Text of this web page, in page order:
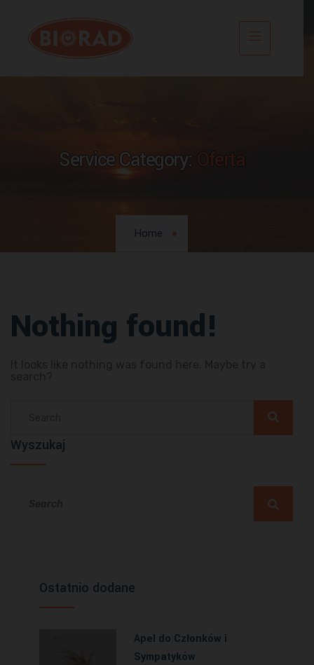
Service Category: Oferta
Home
Nothing found!
Wyszukaj
Ostatnio dodane
Apel do Członków i
Sympatyków